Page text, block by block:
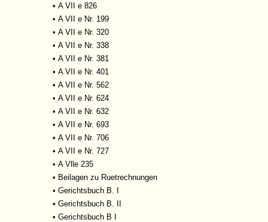
• A VII e 826
• A VII e Nr. 199
• A VII e Nr. 320
• A VII e Nr. 338
• A VII e Nr. 381
• A VII e Nr. 401
• A VII e Nr. 562
• A VII e Nr. 624
• A VII e Nr. 632
• A VII e Nr. 693
• A VII e Nr. 706
• A VII e Nr. 727
• A Vlle 235
• Beilagen zu Ruetrechnungen
• Gerichtsbuch B. I
• Gerichtsbuch B. II
• Gerichtsbuch B I